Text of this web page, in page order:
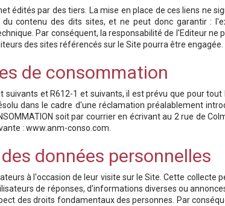
édités par des tiers. La mise en place de ces liens ne
contenu des dits sites, et ne peut donc garantir :
Par conséquent, la responsabilité de l'Editeur
des sites référencés sur le Site pourra être engagée.
de consommation
et R612-1 et suivants, il est prévu que pour
dans le cadre d'une réclamation préalablement
soit par courrier en écrivant au 2 rue de
: www.anm-conso.com.
données personnelles
à l'occasion de leur visite sur le Site. Cette collecte
de réponses, d'informations diverses ou
des droits fondamentaux des personnes. Par